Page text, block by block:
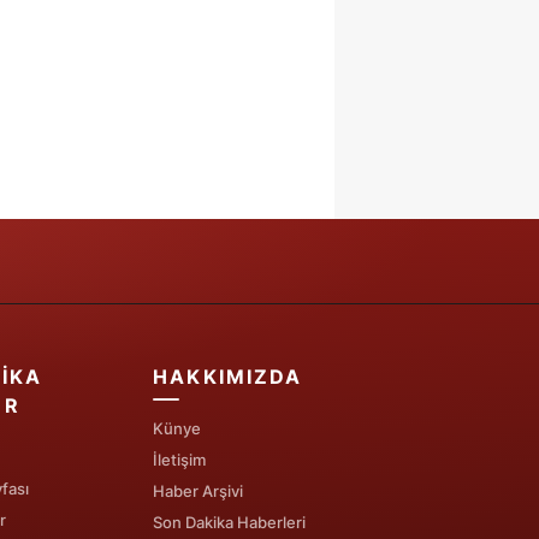
HAKKIMIZDA
Künye
İletişim
Haber Arşivi
Son Dakika Haberleri